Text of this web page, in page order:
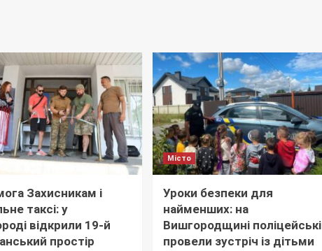
Захисникам і
таксі: у
відкрили 19-й
простір
Місто
Уроки безпеки для
найменших: на
Вишгородщині поліцейські
провели зустріч із дітьми